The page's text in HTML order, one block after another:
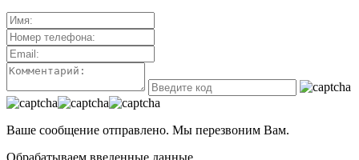
Ваше сообщение отправлено. Мы перезвоним Вам.